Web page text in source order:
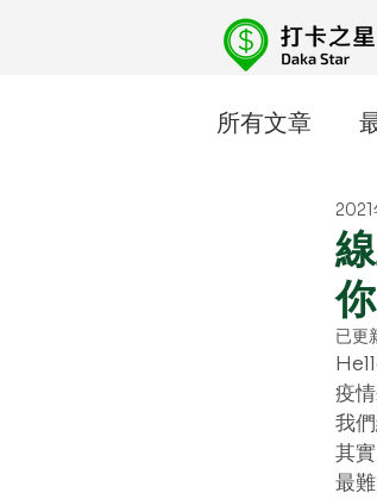
所有文章
人資忙什
已更
疫
我
其
最